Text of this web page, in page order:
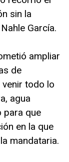
sin la
García.
ampliar
de
venir todo lo
agua
para que
en la que
mandataria.